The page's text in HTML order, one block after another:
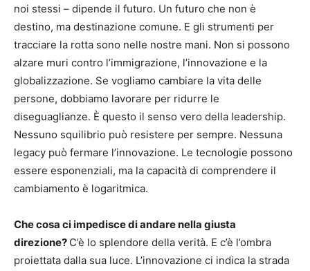
noi stessi – dipende il futuro. Un futuro che non è
destino, ma destinazione comune. E gli strumenti per
tracciare la rotta sono nelle nostre mani. Non si possono
alzare muri contro l’immigrazione, l’innovazione e la
globalizzazione. Se vogliamo cambiare la vita delle
persone, dobbiamo lavorare per ridurre le
diseguaglianze. È questo il senso vero della leadership.
Nessuno squilibrio può resistere per sempre. Nessuna
legacy può fermare l’innovazione. Le tecnologie possono
essere esponenziali, ma la capacità di comprendere il
cambiamento è logaritmica.
Che cosa ci impedisce di andare nella giusta
direzione? C’è lo splendore della verità. E c’è l’ombra
proiettata dalla sua luce. L’innovazione ci indica la strada